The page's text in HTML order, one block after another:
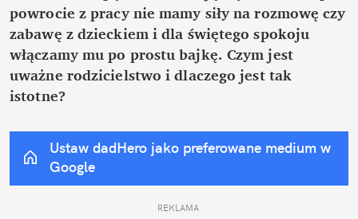
powrocie z pracy nie mamy siły na rozmowę czy
zabawę z dzieckiem i dla świętego spokoju
włączamy mu po prostu bajkę. Czym jest
uważne rodzicielstwo i dlaczego jest tak
istotne?
Ustaw dadHero jako preferowane medium w
Google
REKLAMA